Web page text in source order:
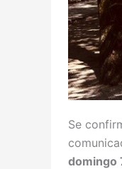
Se
domingo